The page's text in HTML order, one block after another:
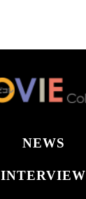
NEWS
INTERVIEW